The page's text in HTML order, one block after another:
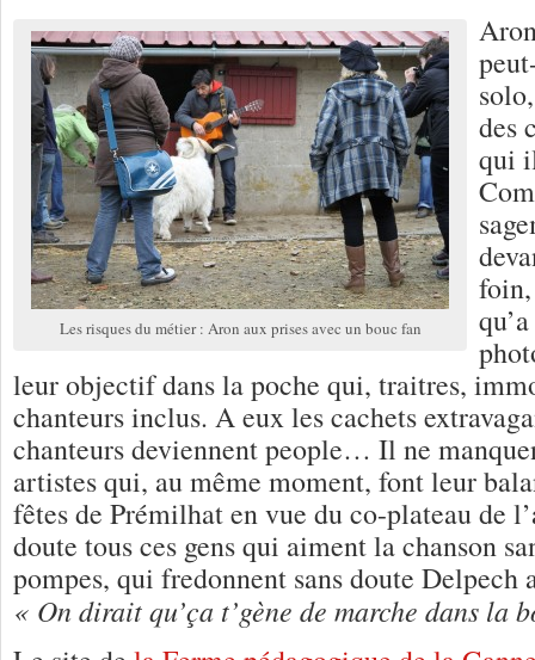
Les risques du métier : Aron aux prises avec un bouc fan
des
qui
leur objectif dans la poche qui, traitres,
chanteurs inclus. A eux les cachets
chanteurs deviennent people… Il ne
artistes qui, au même moment, font leur
fêtes de Prémilhat en vue du co-plateau de
doute tous ces gens qui aiment la chanson
pompes, qui fredonnent sans doute Delpech
« On dirait qu’ça t’gène de marche dans la